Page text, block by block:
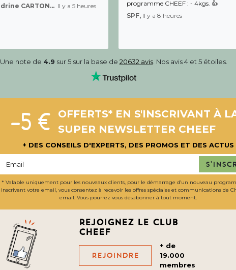
Sandrine CARTON-BRACQ, Il y a 5 heures
programme CHEEF : - 4kgs. 👍
SPF, Il y a 8 heures
Une note de 4.9 sur 5 sur la base de 20632 avis. Nos avis 4 et 5 étoiles.
-5 €
OFFERTS* EN S'INSCRIVANT À
SUPER NEWSLETTER CHEEF
+ DES CONSEILS D'EXPERTS, DES PROMOS ET DES ACTUS
* Valable uniquement pour les nouveaux clients, pour le démarrage d’un nouveau
inscrivant votre email, vous consentez à recevoir les offres spéciales et communications de
email. Vous pourrez vous désabonner à tout moment.
Rejoignez le club
cheef
Rejoindre
+ de
19.000
membres